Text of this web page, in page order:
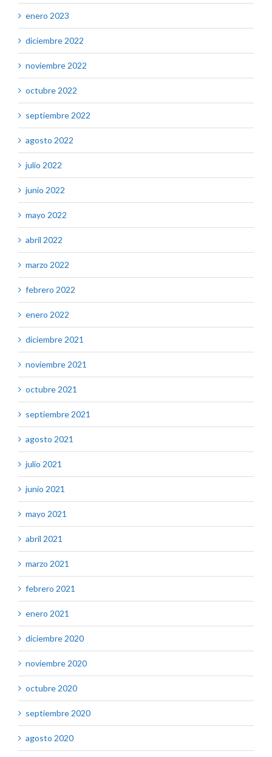
enero 2023
diciembre 2022
noviembre 2022
octubre 2022
septiembre 2022
agosto 2022
julio 2022
junio 2022
mayo 2022
abril 2022
marzo 2022
febrero 2022
enero 2022
diciembre 2021
noviembre 2021
octubre 2021
septiembre 2021
agosto 2021
julio 2021
junio 2021
mayo 2021
abril 2021
marzo 2021
febrero 2021
enero 2021
diciembre 2020
noviembre 2020
octubre 2020
septiembre 2020
agosto 2020